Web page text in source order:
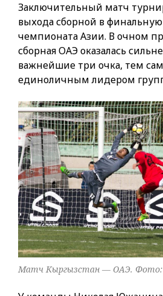
Заключительный матч
выхода сборной в
чемпионата Азии. В очном
сборная ОАЭ оказалась
важнейшие три очка, тем
единоличным лидером
Матч Кыргызстан — ОАЭ.